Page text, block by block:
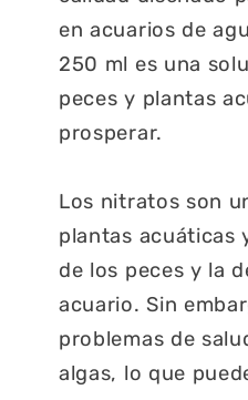
en acuarios de
250 ml es una
peces y plantas
prosperar.
Los nitratos son
plantas acuáticas
de los peces y la
acuario. Sin
problemas de
algas, lo que